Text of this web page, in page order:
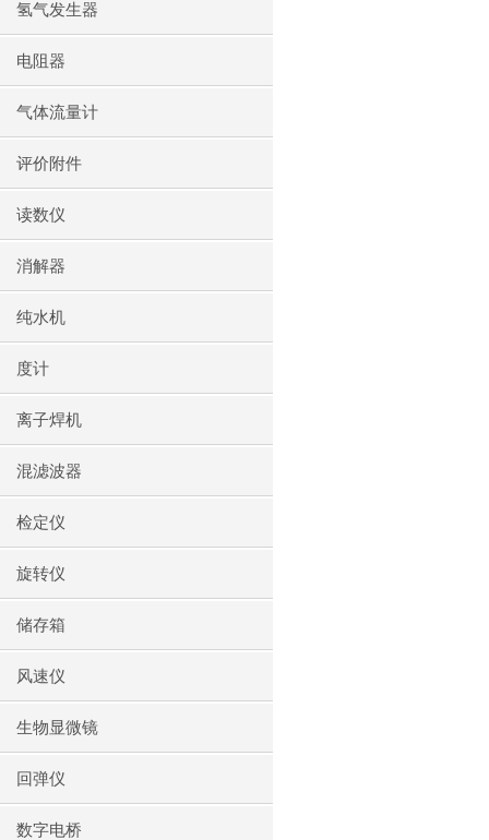
氢气发生器
电阻器
气体流量计
评价附件
读数仪
消解器
纯水机
度计
离子焊机
混滤波器
检定仪
旋转仪
储存箱
风速仪
生物显微镜
回弹仪
数字电桥